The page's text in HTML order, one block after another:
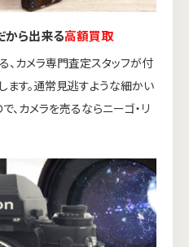
から出来る高額買取
カメラ専門査定スタッフが付
す。通常見逃すような細かい
、カメラを売るならニーゴ・リ